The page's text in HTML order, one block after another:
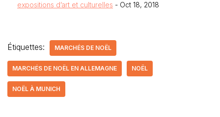
expositions d’art et culturelles - Oct 18, 2018
Étiquettes: MARCHÉS DE NOËL
MARCHÉS DE NOËL EN ALLEMAGNE NOËL
NOËL À MUNICH